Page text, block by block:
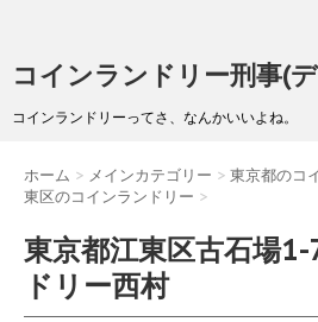
コインランドリー刑事(
コインランドリーってさ、なんかいいよね。
ホーム > メインカテゴリー > 東京都のコ
東区のコインランドリー >
東京都江東区古石場
ドリー西村